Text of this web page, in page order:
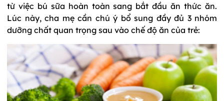
từ việc bú sữa hoàn toàn sang bắt đầu ăn thức ăn.
Lúc này, cha mẹ cần chú ý bổ sung đầy đủ 3 nhóm
dưỡng chất quan trọng sau vào chế độ ăn của trẻ: